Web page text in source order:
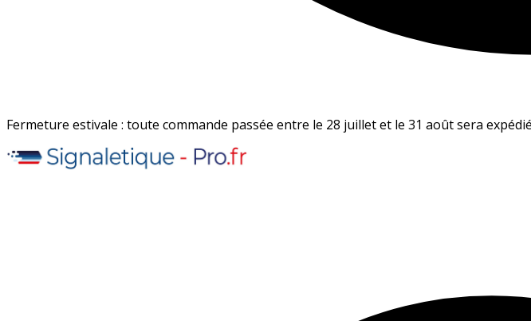
Fermeture estivale : toute commande passée entre le 28 juillet et le 31 août sera